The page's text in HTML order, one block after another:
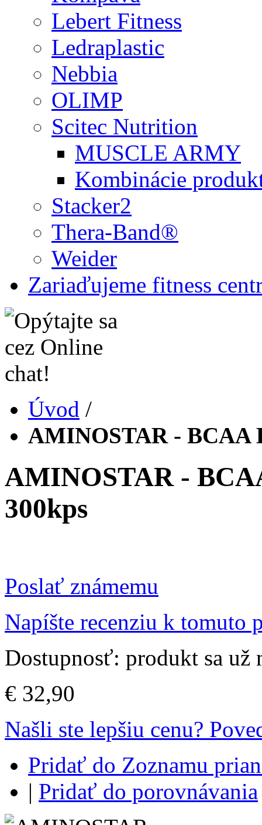
Lebert Fitness
Ledraplastic
Nebbia
OLIMP
Scitec Nutrition
MUSCLE ARMY
Kombinácie
Stacker2
Thera-Band®
Weider
Zariaďujeme fitness
Úvod /
AMINOSTAR - BCAA
AMINOSTAR -
300kps
Poslať známemu
Napíšte recenziu k tomuto
Dostupnosť: produkt sa už
€ 32,90
Našli ste lepšiu cenu?
Pridať do Zoznamu
| Pridať do porovnávania